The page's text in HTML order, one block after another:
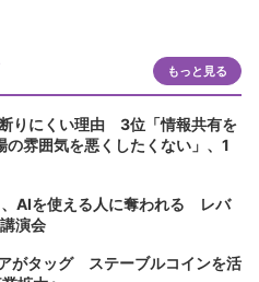
もっと見る
断りにくい理由 3位「情報共有を
雰囲気を悪くしたくない」、1
AIを使える人に奪われる レバ
演会
がタッグ ステーブルコインを活